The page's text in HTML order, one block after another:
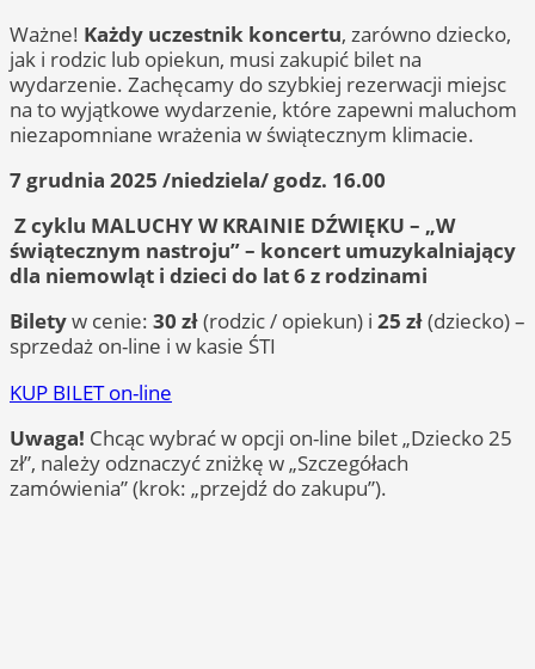
Ważne! Każdy uczestnik koncertu, zarówno dziecko,
jak i rodzic lub opiekun, musi zakupić bilet na
wydarzenie. Zachęcamy do szybkiej rezerwacji miejsc
na to wyjątkowe wydarzenie, które zapewni maluchom
niezapomniane wrażenia w świątecznym klimacie.
7 grudnia 2025 /niedziela/ godz. 16.00
Z cyklu MALUCHY W KRAINIE DŹWIĘKU – „W
świątecznym nastroju” – koncert umuzykalniający
dla niemowląt i dzieci do lat 6 z rodzinami
Biletyw cenie: 30 zł(rodzic / opiekun) i 25 zł(dziecko) –
sprzedaż on-line i w kasie ŚTI
KUP BILET on-line
Uwaga! Chcąc wybrać w opcji on-line bilet „Dziecko 25
zł”, należy odznaczyć zniżkę w „Szczegółach
zamówienia” (krok: „przejdź do zakupu”).